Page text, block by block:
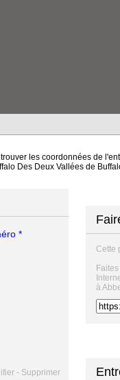
les coordonnées de
Des Deux Vallées de
*
- Supprimer
Cette
à